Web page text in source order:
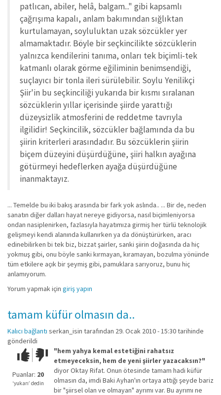
patlıcan, abiler, helâ, balgam..." gibi kapsamlı
çağrışıma kapalı, anlam bakımından sığlıktan
kurtulamayan, soyluluktan uzak sözcükler yer
almamaktadır. Böyle bir seçkincilikte sözcüklerin
yalnızca kendilerini tanıma, onları tek biçimli-tek
katmanlı olarak görme eğiliminin benimsendiği,
suçlayıcı bir tonla ileri sürülebilir. Soylu Yenilikçi
Şiir'in bu seçkinciliği yukarıda bir kısmı sıralanan
sözcüklerin yıllar içerisinde şiirde yarattığı
düzeysizlik atmosferini de reddetme tavrıyla
ilgilidir! Seçkincilik, sözcükler bağlamında da bu
şiirin kriterleri arasındadır. Bu sözcüklerin şiirin
biçem düzeyini düşürdüğüne, şiiri halkın ayağına
götürmeyi hedeflerken ayağa düşürdüğüne
inanmaktayız.
... Temelde bu iki bakış arasında bir fark yok aslında.. ... Bir de, neden
sanatın diğer dalları hayat nereye gidiyorsa, nasıl biçimleniyorsa
ondan nasiplenirken, fazlasıyla hayatımıza girmiş her türlü teknolojik
gelişmeyi kendi alanında kullanırken ya da dönüştürürken, aracı
edinebilirken bi tek biz, bizzat şairler, sanki şiirin doğasında da hiç
yokmuş gibi, onu böyle sanki kırmayan, kıramayan, bozulma yönünde
tüm etkilere açık bir şeymiş gibi, pamuklara sarıyoruz, bunu hiç
anlamıyorum.
Yorum yapmak için giriş yapın
tamam küfür olmasın da..
Kalıcı bağlantı serkan_isin tarafından 29. Ocak 2010 - 15:30 tarihinde
gönderildi
Çok iyi!O
kadar
iyi
değil!
Puanlar: 20
‘yukarı’ dedin
"hem yahya kemal estetiğini rahatsız
etmeyeceksin, hem de yeni şiirler yazacaksın?"
diyor Oktay Rifat. Onun ötesinde tamam hadi küfür
olmasın da, imdi Baki Ayhan'ın ortaya attığı şeyde bariz
bir "şiirsel olan ve olmayan" ayrımı var. Bu ayrımı ne